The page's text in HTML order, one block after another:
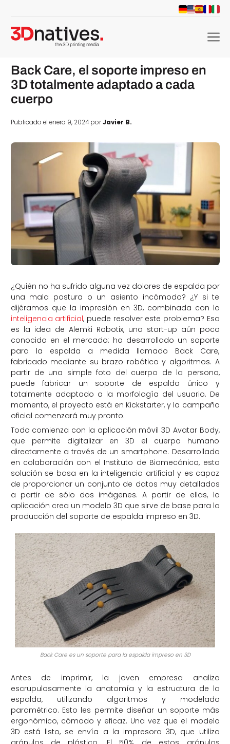
menu
Back Care, el soporte impreso en
3D totalmente adaptado a cada
cuerpo
Publicado el enero 9, 2024 porJavier B.
¿Quién no ha sufrido alguna vez dolores de espalda por
una mala postura o un asiento incómodo? ¿Y si te
dijéramos que la impresión en 3D, combinada con la
inteligencia artificial, puede resolver este problema? Esa
es la idea de Alemki Robotix, una start-up aún poco
conocida en el mercado: ha desarrollado un soporte
para la espalda a medida llamado Back Care,
fabricado mediante su brazo robótico y algoritmos. A
partir de una simple foto del cuerpo de la persona,
puede fabricar un soporte de espalda único y
totalmente adaptado a la morfología del usuario. De
momento, el proyecto está en Kickstarter, y la campaña
oficial comenzará muy pronto.
Todo comienza con la aplicación móvil 3D Avatar Body,
que permite digitalizar en 3D el cuerpo humano
directamente a través de un smartphone. Desarrollada
en colaboración con el Instituto de Biomecánica, esta
solución se basa en la inteligencia artificial y es capaz
de proporcionar un conjunto de datos muy detallados
a partir de sólo dos imágenes. A partir de ellas, la
aplicación crea un modelo 3D que sirve de base para la
producción del soporte de espalda impreso en 3D.
Back Care es un soporte para la espalda impreso en 3D
Antes de imprimir, la joven empresa analiza
escrupulosamente la anatomía y la estructura de la
espalda, utilizando algoritmos y modelado
paramétrico. Esto les permite diseñar un soporte más
ergonómico, cómodo y eficaz. Una vez que el modelo
3D está listo, se envía a la impresora 3D, que utiliza